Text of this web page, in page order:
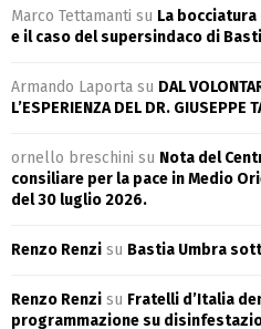
Marco Tettamanti su La
e il caso del supersindaco di
Armando Laporta su DAL
L’ESPERIENZA DEL DR. GIUSEPPE
ornello breschini su Nota del
consiliare per la pace in Medio
del 30 luglio 2026.
Renzo Renzi su Bastia Umbra
Renzo Renzi su Fratelli d’Italia
programmazione su